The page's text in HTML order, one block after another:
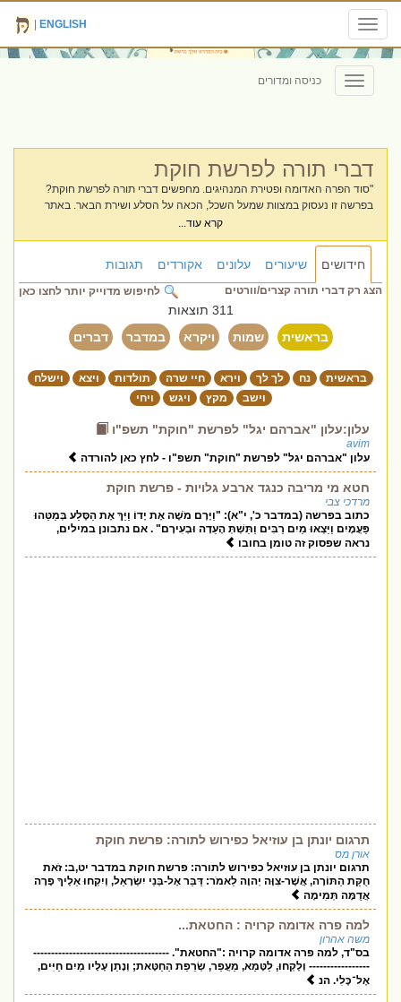
Toggle
navigation
ENGLISH
Toggle
navigation
כניסה ומדורים
דברי תורה לפרשת חוקת
"סוד הפרה האדומה ופטירת המנהיגים. מחפשים דברי תורה לפרשת חוקת?
בפרשה זו נעסוק במצוות שמעל השכל, הכאה על הסלע ושירת הבאר. באתר
'חידוש' מחכים לכם חידושים, מאמרים וסיפורים שיהפכו את שולחן השבת שלכם
למקור של חכמה ורוח."
קרא עוד...
חידושים שיעורים עלונים אקורדים תגובות
לחיפוש מדוייק יותר לחצו כאן הצג רק דברי תורה קצרים/וורטים
311 תוצאות
בראשית
שמות ויקרא במדבר דברים
בראשית נח לך לך וירא חיי שרה תולדות ויצא
וישלח
וישב
מקץ ויגש ויחי
עלון:עלון "אברהם יגל" לפרשת "חוקת" תשפ"ו
avim
עלון "אברהם יגל" לפרשת "חוקת" תשפ"ו - לחץ כאן להורדה
חטא מי מריבה כנגד ארבע גלויות - פרשת חוקת
מרדכי צבי
כתוב בפרשה (במדבר כ', י"א): "וַיָּרֶם מֹשֶׁה אֶת יָדוֹ וַיַּךְ אֶת הַסֶּלַע בְּמַטֵּהוּ
פַּעֲמָיִם וַיֵּצְאוּ מַיִם רַבִּים וַתֵּשְׁתְּ הָעֵדָה וּבְעִירָם" . אם נתבונן במילים,
נראה שפסוק זה טומן בחובו
תרגום יונתן בן עוזיאל כפירוש לתורה: פרשת חוקת
אורן מס
תרגום יונתן בן עוזיאל כפירוש לתורה: פרשת חוקת במדבר יט,ב: זֹאת
חֻקַּת הַתּוֹרָה, אֲשֶׁר-צִוָּה יְהוָה לֵאמֹר: דַּבֵּר אֶל-בְּנֵי יִשְׂרָאֵל, וְיִקְחוּ אֵלֶיךָ פָרָה
אֲדֻמָּה תְּמִימָה
למה פרה אדומה קרויה : החטאת...
משה אהרון
בס"ד, למה פרה אדומה קרויה :"החטאת". --------------------------------------
----------------- וְלָקְחוּ, לַטָּמֵא, מֵעֲפַר, שְׂרֵפַת הַחַטָּאת; וְנָתַן עָלָיו מַיִם חַיִּים,
אֶל־כֶּלִי. הנ